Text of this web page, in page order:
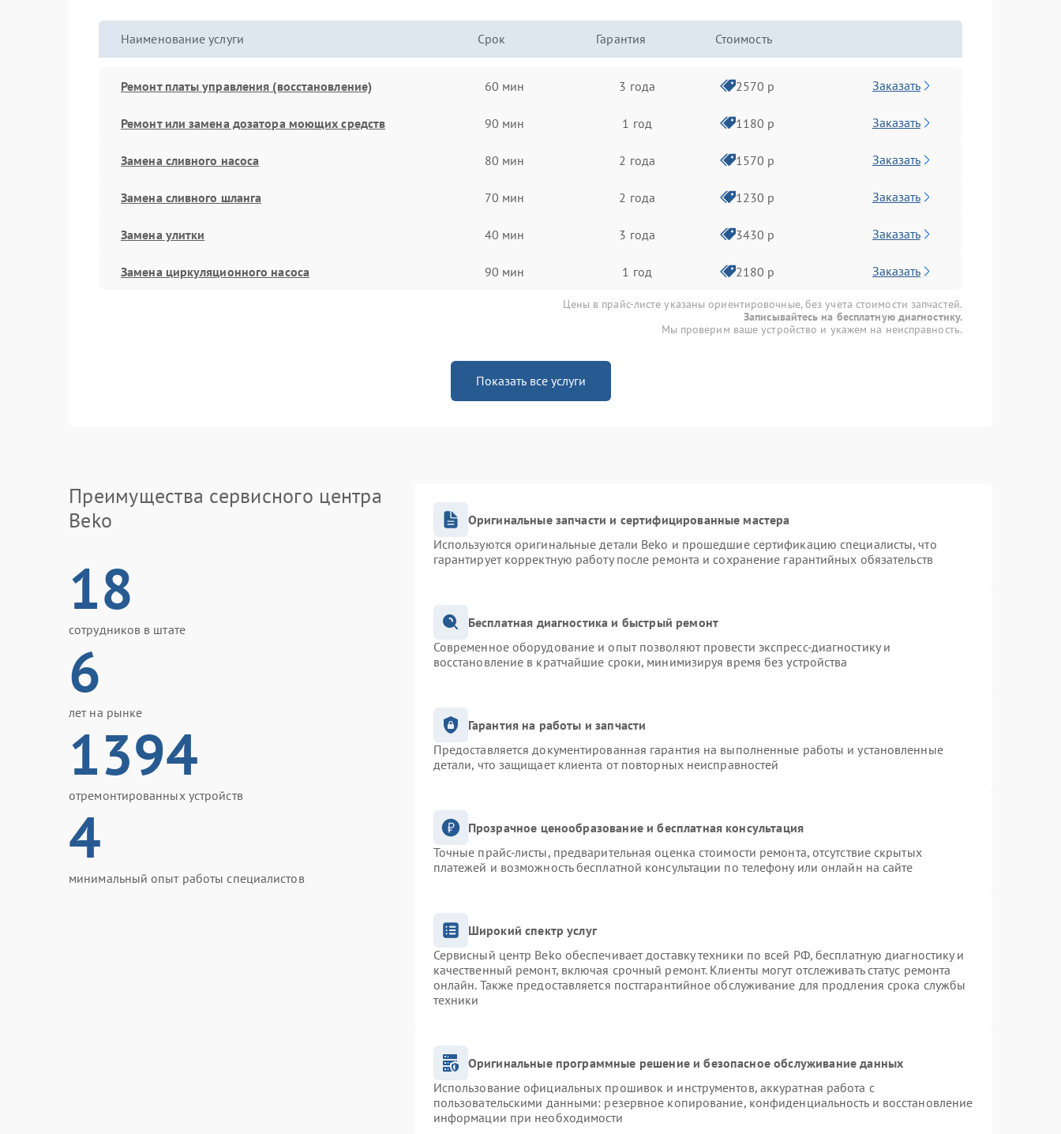
Наименование услуги Срок Гарантия Стоимость
Ремонт платы управления (восстановление) 60 мин 3 года 2570 р Заказать
Ремонт или замена дозатора моющих средств 90 мин 1 год 1180 р Заказать
Замена сливного насоса 80 мин 2 года 1570 р Заказать
Замена сливного шланга 70 мин 2 года 1230 р Заказать
Замена улитки 40 мин 3 года 3430 р Заказать
Замена циркуляционного насоса 90 мин 1 год 2180 р Заказать
Цены в прайс-листе указаны ориентировочные, без учета стоимости запчастей.
Записывайтесь на бесплатную диагностику.
Мы проверим ваше устройство и укажем на неисправность.
Показать все услуги
Преимущества сервисного центра
Beko
18
сотрудников в штате
6
лет на рынке
1394
отремонтированных устройств
4
минимальный опыт работы специалистов
Оригинальные запчасти и сертифицированные мастера
Используются оригинальные детали Beko и прошедшие сертификацию специалисты, что
гарантирует корректную работу после ремонта и сохранение гарантийных обязательств
Бесплатная диагностика и быстрый ремонт
Современное оборудование и опыт позволяют провести экспресс-диагностику и
восстановление в кратчайшие сроки, минимизируя время без устройства
Гарантия на работы и запчасти
Предоставляется документированная гарантия на выполненные работы и установленные
детали, что защищает клиента от повторных неисправностей
Прозрачное ценообразование и бесплатная консультация
Точные прайс-листы, предварительная оценка стоимости ремонта, отсутствие скрытых
платежей и возможность бесплатной консультации по телефону или онлайн на сайте
Широкий спектр услуг
Сервисный центр Beko обеспечивает доставку техники по всей РФ, бесплатную диагностику и
качественный ремонт, включая срочный ремонт. Клиенты могут отслеживать статус ремонта
онлайн. Также предоставляется постгарантийное обслуживание для продления срока службы
техники
Оригинальные программные решение и безопасное обслуживание данных
Использование официальных прошивок и инструментов, аккуратная работа с
пользовательскими данными: резервное копирование, конфиденциальность и восстановление
информации при необходимости